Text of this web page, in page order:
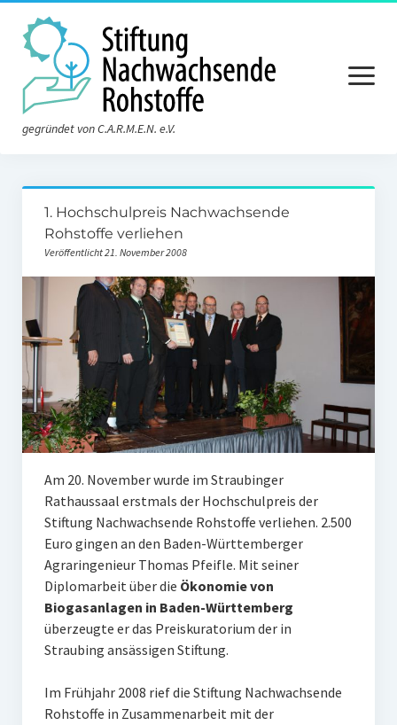
gegründet von C.A.R.M.E.N. e.V.
Menü
öffnen
Aktuelles
Die Stiftung
Über die Stiftung
Der Vorstand
Der Stiftungsrat
Satzung
Unser Netzwerk
Unterstützen Sie uns
Datenschutz
Impressum und Disclaimer
Stipendien
Erfahrungsberichte
Gymnasialpreise
Promotionsstipendien
1. Hochschulpreis Nachwachsende
Rohstoffe verliehen
Veröffentlicht 21. November 2008
Am 20. November wurde im Straubinger
Rathaussaal erstmals der Hochschulpreis der
Stiftung Nachwachsende Rohstoffe verliehen. 2.500
Euro gingen an den Baden-Württemberger
Agraringenieur Thomas Pfeifle. Mit seiner
Diplomarbeit über die Ökonomie von
Biogasanlagen in Baden-Württemberg
überzeugte er das Preiskuratorium der in
Straubing ansässigen Stiftung.
Im Frühjahr 2008 rief die Stiftung Nachwachsende
Rohstoffe in Zusammenarbeit mit der